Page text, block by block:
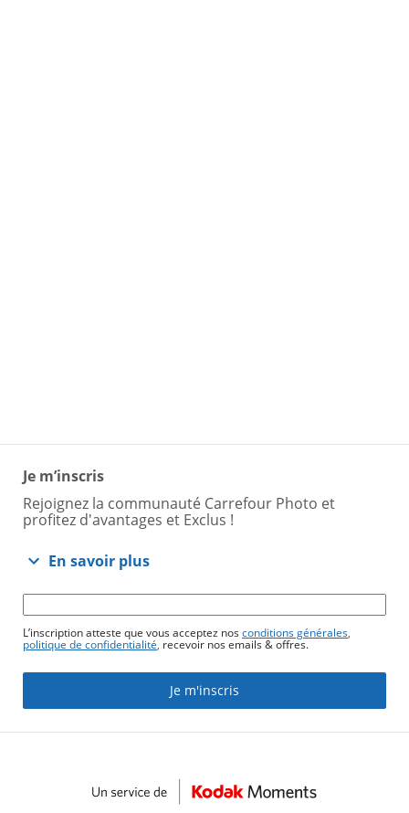
Je m’inscris
Rejoignez la communauté Carrefour Photo et
profitez d'avantages et Exclus !
En savoir plus
L’inscription atteste que vous acceptez nos conditions générales,
politique de confidentialité, recevoir nos emails & offres.
Je m'inscris